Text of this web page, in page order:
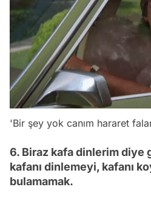
'Bir şey yok canım hararet
6. Biraz kafa dinlerim diye
kafanı dinlemeyi, kafanı
bulamamak.